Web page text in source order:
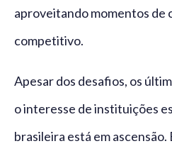
aproveitando momentos de
competitivo.
Apesar dos desafios, os
o interesse de instituições
brasileira está em